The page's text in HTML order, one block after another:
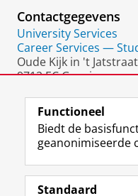
Contactgegevens
University Services
Career Services —
Oude Kijk in 't
9712 EC Groningen
Volg de
Functioneel
Biedt de
geanonimiseerde
Standaard